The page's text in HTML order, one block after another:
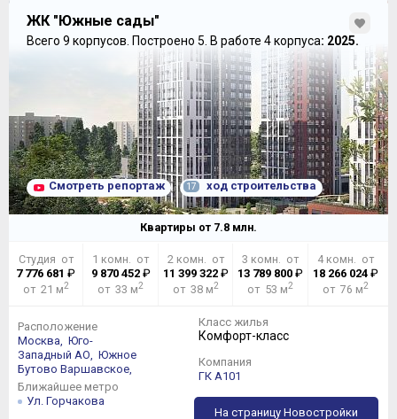
ЖК "Южные сады"
Всего 9 корпусов. Построено 5. В работе 4 корпуса: 2025.
Смотреть репортаж 17 ход строительства
Квартиры от 7.8 млн.
Студия от
7 776 681 ₽
от 21 м2
1 комн. от
9 870 452₽
от 33 м2
2 комн. от
11 399 322₽
от 38 м2
3 комн. от
13 789 800 ₽
от 53 м2
4 комн. от
18 266 024₽
от 76 м2
Расположение
Москва, Юго-
Западный АО, Южное
Бутово Варшавское,
Ближайшее метро
Ул. Горчакова
Класс жилья
Комфорт-класс
Компания
ГК А101
На страницу Новостройки